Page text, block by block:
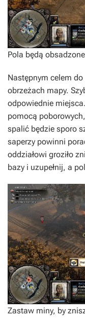
Pola będą
Następnym celem
obrzeżach mapy.
odpowiednie
pomocą
spalić będzie sporo
saperzy powinni
oddziałowi groziło
bazy i uzupełnij, a
Zastaw miny, by